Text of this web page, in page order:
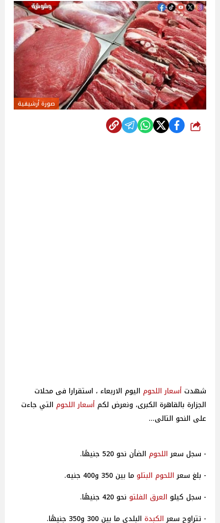
صورة أرشيفية
شارك
شهدت أسعار اللحوم اليوم الاربعاء ، استقرارا فى محلات
الجزارة بالقاهرة الكبرى، ونعرض لكم أسعار اللحوم التي جاءت
على النحو التالى...
- سجل سعراللحوم الضأن نحو 520 جنيهًا.
- بلغ سعراللحوم البتلو ما بين 350 و400 جنيه.
- سجل كيلو العرق الفلتو نحو 420 جنيهًا.
- تتراوح سعرالكبدة البلدي ما بين 300 و350 جنيهًا.